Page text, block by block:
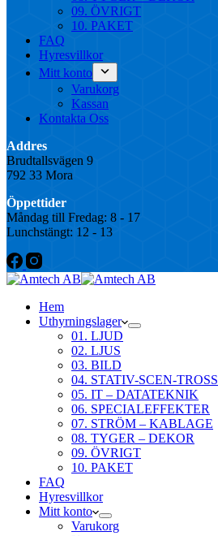
09. ÖVRIGT
10. PAKET
FAQ
Hyresvillkor
Mitt konto
Varukorg
Kassan
Kontakta Oss
Addres
Brudtallsvägen 9
792 33 Mora
Öppettider
Måndag till Fredag: 8 - 17
Lunchstängt: 12 - 13
Hem
Uthyrningslager
01. LJUD
02. LJUS
03. BILD
04. STATIV-SCEN-TROSS
05. IT – DATATEKNIK
06. SPECIALEFFEKTER
07. STRÖM – KABLAGE
08. TYGER – DEKOR
09. ÖVRIGT
10. PAKET
FAQ
Hyresvillkor
Mitt konto
Varukorg